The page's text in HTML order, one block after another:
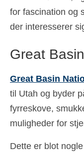
for fascination og
der interesserer
Great
Great Basin
til Utah og byder
fyrreskove,
muligheder for
Dette er blot